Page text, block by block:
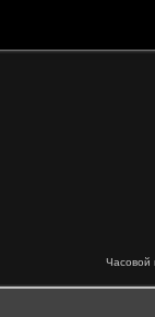
Часовой